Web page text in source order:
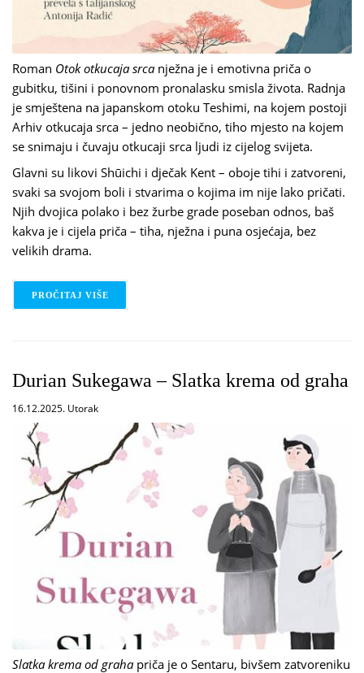
Roman Otok otkucaja srca nježna je i emotivna priča o
gubitku, tišini i ponovnom pronalasku smisla života. Radnja
je smještena na japanskom otoku Teshimi, na kojem postoji
Arhiv otkucaja srca – jedno neobično, tiho mjesto na kojem
se snimaju i čuvaju otkucaji srca ljudi iz cijelog svijeta.
Glavni su likovi Shūichi i dječak Kent – oboje tihi i zatvoreni,
svaki sa svojom boli i stvarima o kojima im nije lako pričati.
Njih dvojica polako i bez žurbe grade poseban odnos, baš
kakva je i cijela priča – tiha, nježna i puna osjećaja, bez
velikih drama.
PROČITAJ VIŠE
Durian Sukegawa – Slatka krema od graha
16.12.2025. Utorak
Slatka krema od grahapriča je o Sentaru, bivšem zatvoreniku